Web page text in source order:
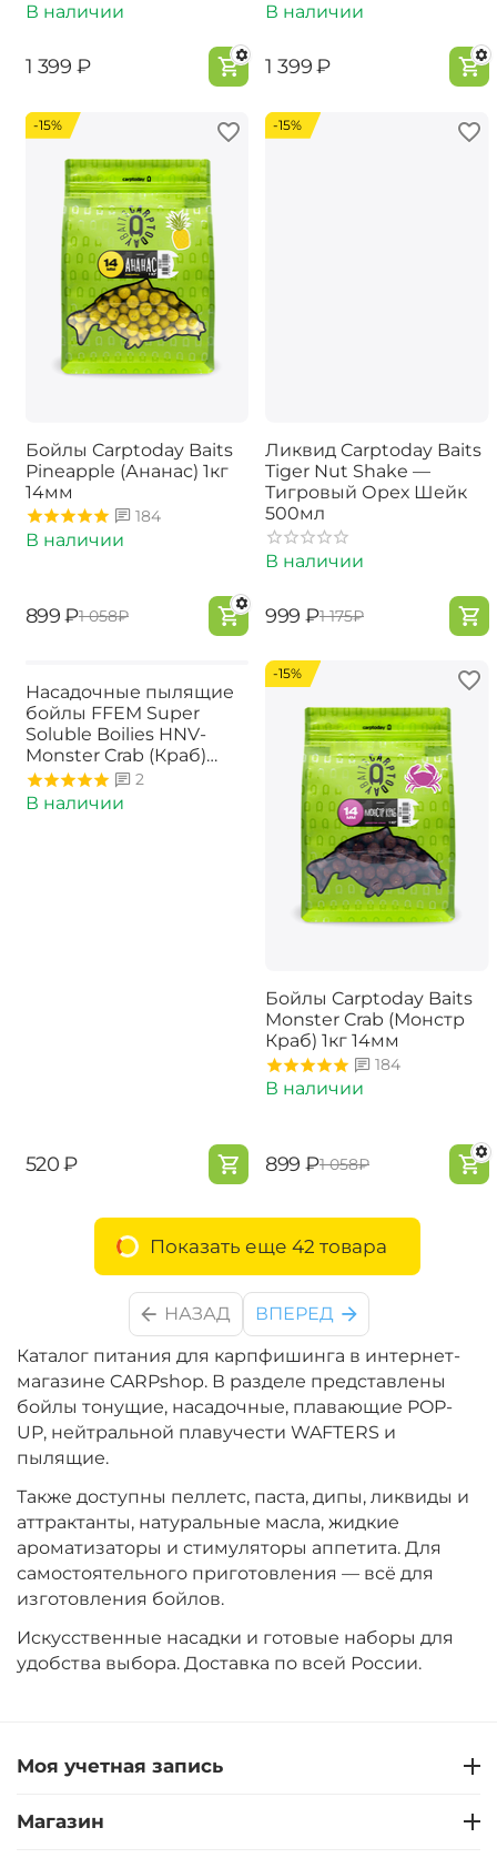
Каталог питания для карпфишинга в интернет-
магазине CARPshop. В разделе представлены
бойлы тонущие, насадочные, плавающие POP-
UP, нейтральной плавучести WAFTERS и
пылящие.
Также доступны пеллетс, паста, дипы, ликвиды и
аттрактанты, натуральные масла, жидкие
ароматизаторы и стимуляторы аппетита. Для
самостоятельного приготовления — всё для
изготовления бойлов.
Искусственные насадки и готовые наборы для
удобства выбора. Доставка по всей России.
В наличии
‍1 399‍ ₽
В наличии
‍1 399‍₽
-15%
Бойлы Carptoday Baits
Pineapple (Ананас) 1кг
14мм
184
В наличии
‍899‍ ₽‍1 058‍₽
-15%
Ликвид Carptoday Baits
Tiger Nut Shake —
Тигровый Орех Шейк
500мл
В наличии
‍999‍ ₽‍1 175‍₽
Насадочные пылящие
бойлы FFEM Super
Soluble Boilies HNV-
Monster Crab (Краб)
16/20mm
2
В наличии
‍520‍ ₽
-15%
Бойлы Carptoday Baits
Monster Crab (Монстр
Краб) 1кг 14мм
184
В наличии
‍899‍ ₽‍1 058‍₽
Показать еще 42 товара
НАЗАД ВПЕРЕД
Моя учетная запись
Магазин